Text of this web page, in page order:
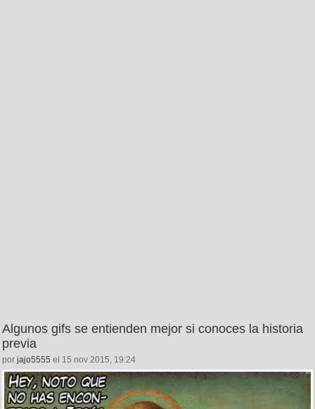
Algunos gifs se entienden mejor si conoces la historia
previa
por jajo5555 el 15 nov 2015, 19:24